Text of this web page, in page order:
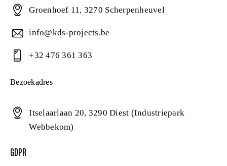
Groenhoef 11, 3270 Scherpenheuvel
info@kds-projects.be
+32 476 361 363
Bezoekadres
Itselaarlaan 20, 3290 Diest (Industriepark
Webbekom)
GDPR